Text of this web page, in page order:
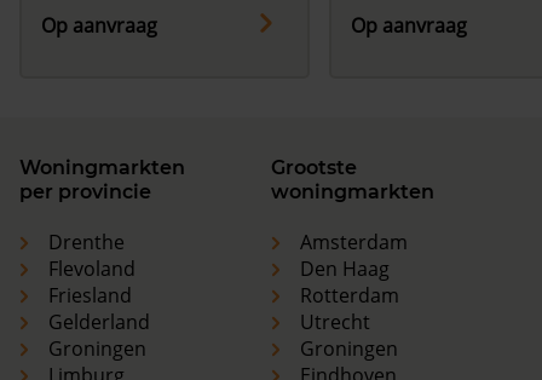
Op aanvraag
Op aanvraag
Woningmarkten
per provincie
Drenthe
Flevoland
Friesland
Gelderland
Groningen
Grootste
woningmarkten
Amsterdam
Den Haag
Rotterdam
Utrecht
Groningen